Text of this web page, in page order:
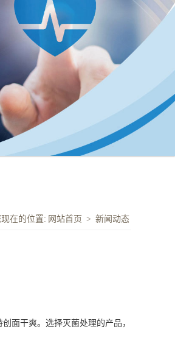
在的位置: 网站首页 > 新闻动态
面干爽。选择灭菌处理的产品，